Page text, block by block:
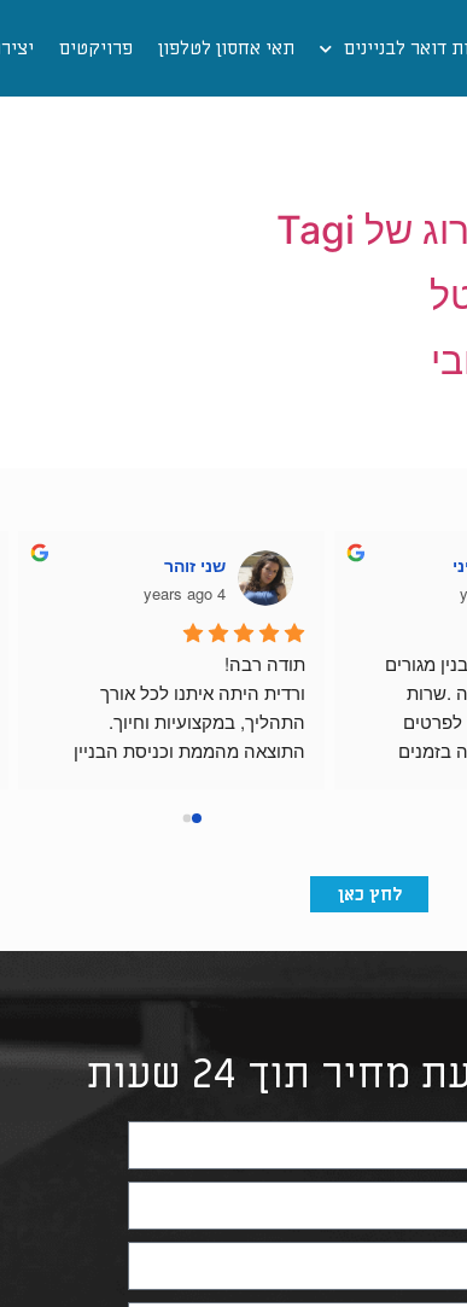
דואר לבניינים תאי אחסון לטלפון פרויקטים
ואינטרקום עם מצלמה .שרות
שני זוהר
4 years ago
תודה רבה!
ורדית היתה איתנו לכל אורך
התהליך, במקצועיות וחיוך.
לחץ כאן
תוך 24 שעות